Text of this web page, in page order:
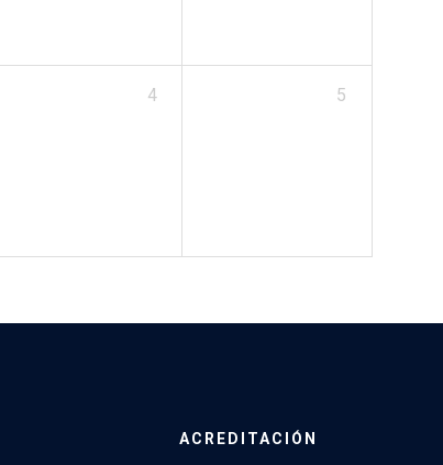
4 5
ACREDITACIÓN